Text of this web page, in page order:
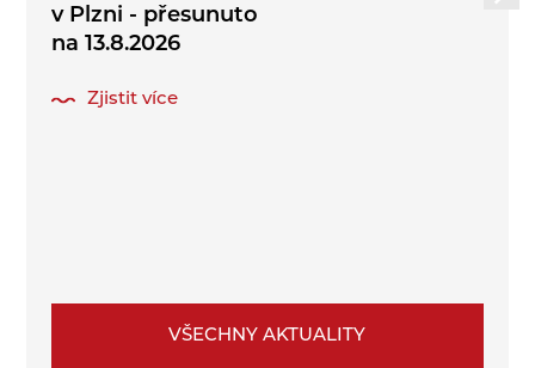
v Plzni - přesunuto
na 13.8.2026
Zjistit více
VŠECHNY AKTUALITY